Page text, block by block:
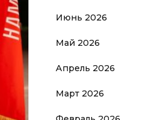
Июнь 2026
Май 2026
Апрель 2026
Март 2026